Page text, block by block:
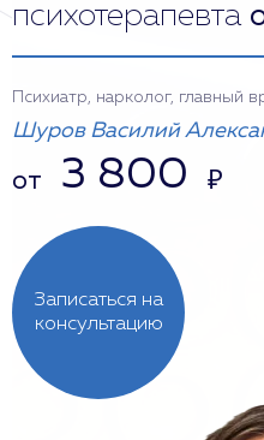
психотерапевта
Записаться на
консультацию
Психиатр, нарколог, главный
Шуров Василий
от 3 800 ₽